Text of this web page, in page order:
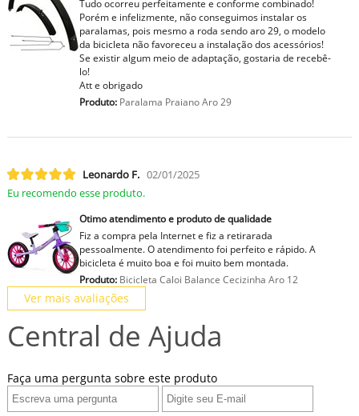
Tudo ocorreu perfeitamente e conforme combinado!
Porém e infelizmente, não conseguimos instalar os
paralamas, pois mesmo a roda sendo aro 29, o modelo
da bicicleta não favoreceu a instalação dos acessórios!
Se existir algum meio de adaptação, gostaria de recebê-
lo!
Att e obrigado
Produto:Paralama Praiano Aro 29
Leonardo F. 02/01/2025
Eu recomendo esse produto.
Otimo atendimento e produto de qualidade
Fiz a compra pela Internet e fiz a retirarada
pessoalmente. O atendimento foi perfeito e rápido. A
bicicleta é muito boa e foi muito bem montada.
Produto:Bicicleta Caloi Balance Cecizinha Aro 12
Ver mais avaliações
Central de Ajuda
Faça uma pergunta sobre este produto